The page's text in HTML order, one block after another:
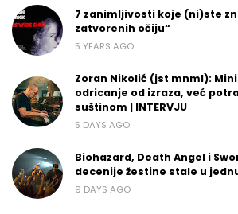
7 zanimljivosti koje (ni)ste
zatvorenih očiju“
5 YEARS AGO
Zoran Nikolić (jst mnml):
odricanje od izraza, već
suštinom | INTERVJU
5 DAYS AGO
Biohazard, Death Angel i
decenije žestine stale u
9 DAYS AGO